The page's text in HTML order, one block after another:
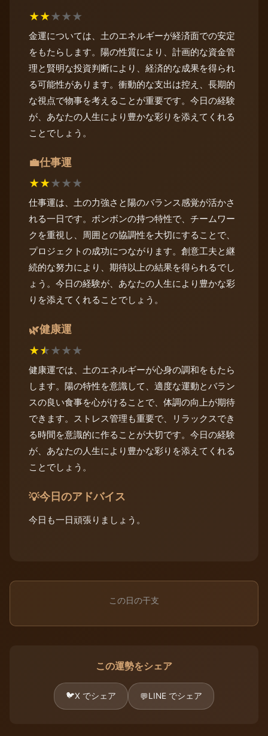
★★★★★
金運については、土のエネルギーが経済面での安定
をもたらします。陽の性質により、計画的な資金管
理と賢明な投資判断により、経済的な成果を得られ
る可能性があります。衝動的な支出は控え、長期的
な視点で物事を考えることが重要です。今日の経験
が、あなたの人生により豊かな彩りを添えてくれる
ことでしょう。
💼仕事運
★★★★★
仕事運は、土の力強さと陽のバランス感覚が活かさ
れる一日です。ボンボンの持つ特性で、チームワー
クを重視し、周囲との協調性を大切にすることで、
プロジェクトの成功につながります。創意工夫と継
続的な努力により、期待以上の結果を得られるでし
ょう。今日の経験が、あなたの人生により豊かな彩
りを添えてくれることでしょう。
🌿健康運
★★★★★
健康運では、土のエネルギーが心身の調和をもたら
します。陽の特性を意識して、適度な運動とバラン
スの良い食事を心がけることで、体調の向上が期待
できます。ストレス管理も重要で、リラックスでき
る時間を意識的に作ることが大切です。今日の経験
が、あなたの人生により豊かな彩りを添えてくれる
ことでしょう。
💡今日のアドバイス
今日も一日頑張りましょう。
この日の干支
この運勢をシェア
🐦X でシェア 💬LINE でシェア